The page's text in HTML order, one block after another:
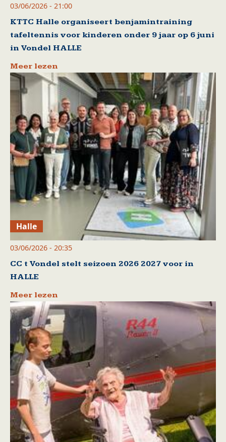
03/06/2026 - 21:00
KTTC Halle organiseert benjamintraining
tafeltennis voor kinderen onder 9 jaar op 6 juni
in Vondel HALLE
Meer lezen
Halle
03/06/2026 - 20:35
CC t Vondel stelt seizoen 2026 2027 voor in
HALLE
Meer lezen